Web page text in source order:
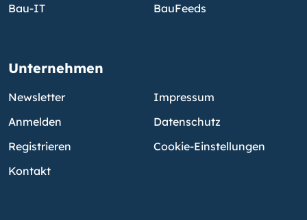
Bau-IT
BauFeeds
Unternehmen
Newsletter
Anmelden
Registrieren
Kontakt
Impressum
Datenschutz
Cookie-Einstellungen